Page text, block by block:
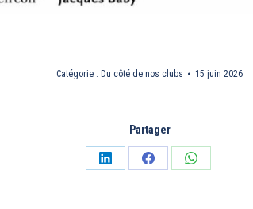
Catégorie : Du côté de nos clubs 15 juin 2026
Partager
PartagerPartagerPartager